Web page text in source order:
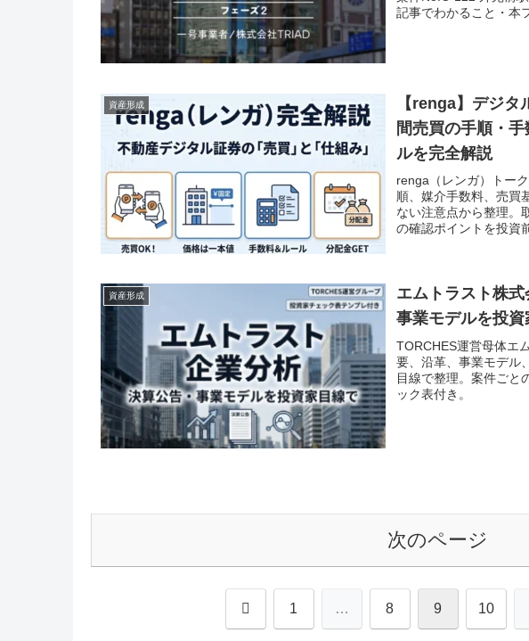
記事でわかること・本
資産形成
【renga】デジ
間売買の手順・
ルを完全解説
renga（レンガ）トー
順、媒介手数料、売買
ない注意点から整理。
の確認ポイントを投資
資産形成
エムトラスト株
事業モデルを投資
TORCHES運営母体エ
要、沿革、事業モデル
目線で整理。案件ごと
ック表付き。
次のページ
前 1 … 8 9 10